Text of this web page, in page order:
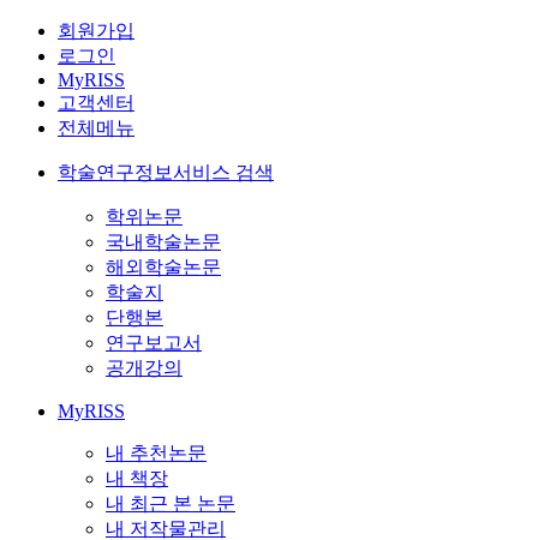
회원가입
로그인
MyRISS
고객센터
전체메뉴
학술연구정보서비스 검색
학위논문
국내학술논문
해외학술논문
학술지
단행본
연구보고서
공개강의
MyRISS
내 추천논문
내 책장
내 최근 본 논문
내 저작물관리